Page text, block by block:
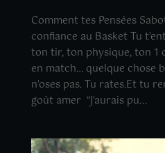
Comment tes Pensées
confiance au Basket Tu
ton tir, ton physique, ton 1
en match… quelque chose
n’oses pas. Tu rates.Et tu
goût amer “J’aurais pu...